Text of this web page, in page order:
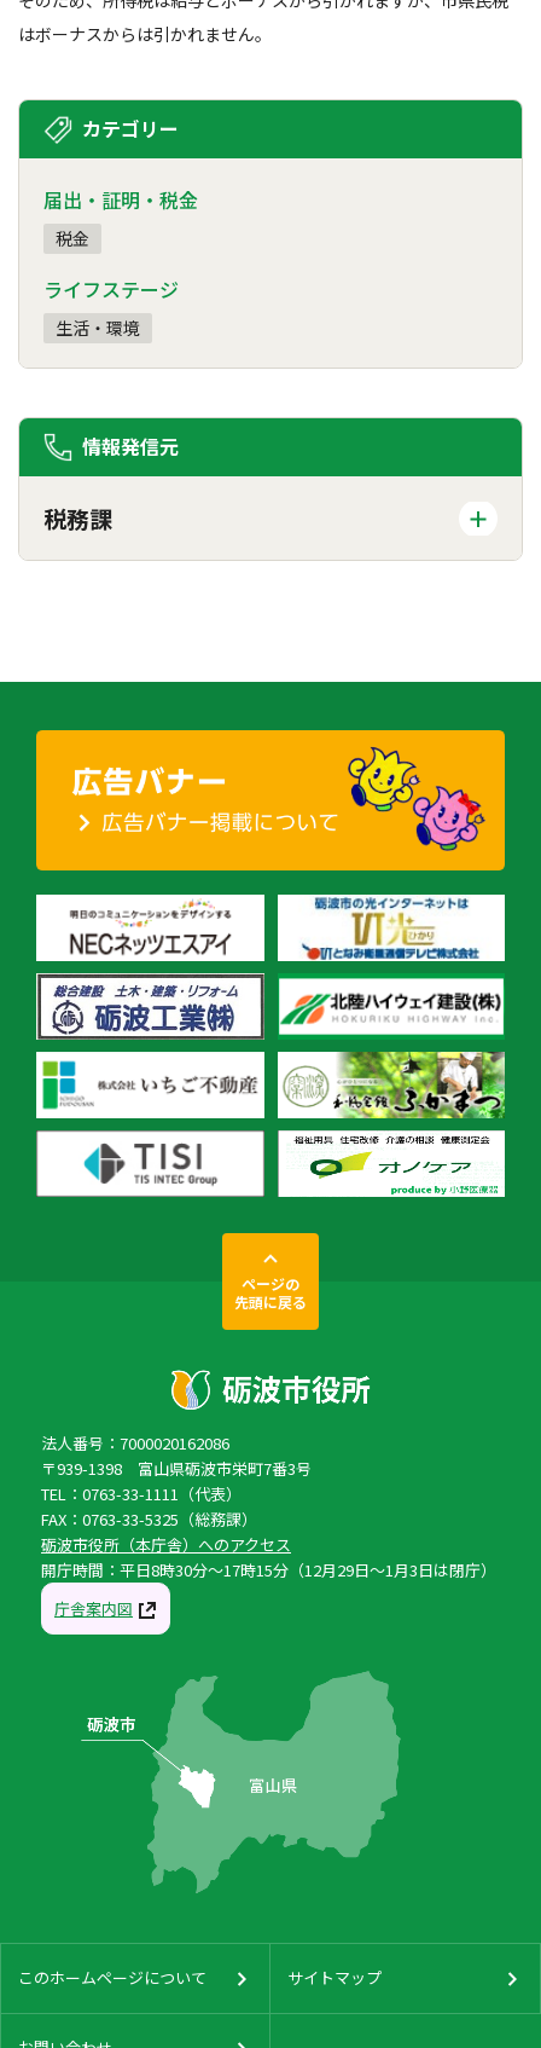
はボーナスからは引かれません。
カテゴリー
届出・証明・税金
税金
ライフステージ
生活・環境
情報発信元
税務課
ページの
先頭に戻る
法人番号：7000020162086
〒939-1398 富山県砺波市栄町7番3号
TEL：0763-33-1111（代表）
FAX：0763-33-5325（総務課）
砺波市役所（本庁舎）へのアクセス
開庁時間：平日8時30分〜17時15分（12月29日〜1月3日は閉庁）
庁舎案内図
このホームページについて サイトマップ